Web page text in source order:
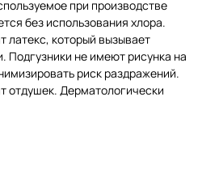
при производстве
без использования хлора.
латекс, который вызывает
Подгузники не имеют рисунка на
риск раздражений.
отдушек. Дерматологически